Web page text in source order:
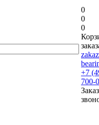
0
0
0
+7
700-